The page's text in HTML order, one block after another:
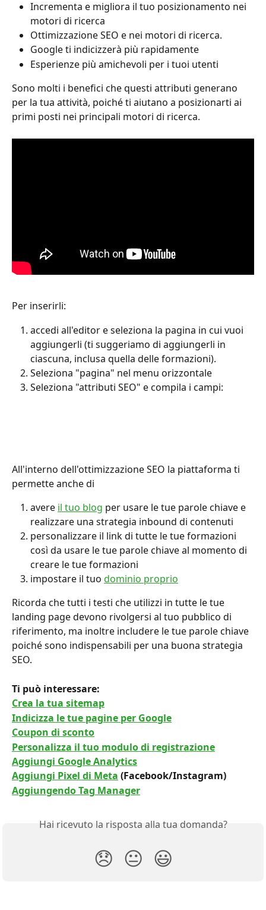
Incrementa e migliora il tuo posizionamento nei
motori di ricerca
Ottimizzazione SEO e nei motori di ricerca.
Google ti indicizzerà più rapidamente
Esperienze più amichevoli per i tuoi utenti
Sono molti i benefici che questi attributi generano
per la tua attività, poiché ti aiutano a posizionarti ai
primi posti nei principali motori di ricerca.
Per inserirli:
accedi all'editor e seleziona la pagina in cui vuoi
aggiungerli (ti suggeriamo di aggiungerli in
ciascuna, inclusa quella delle formazioni).
Seleziona "pagina" nel menu orizzontale
Seleziona "attributi SEO" e compila i campi:
All'interno dell'ottimizzazione SEO la piattaforma ti
permette anche di
avere il tuo blog per usare le tue parole chiave e
realizzare una strategia inbound di contenuti
personalizzare il link di tutte le tue formazioni
così da usare le tue parole chiave al momento di
creare le tue formazioni
impostare il tuo dominio proprio
Ricorda che tutti i testi che utilizzi in tutte le tue
landing page devono rivolgersi al tuo pubblico di
riferimento, ma inoltre includere le tue parole chiave
poiché sono indispensabili per una buona strategia
SEO.
Ti può interessare:
Crea la tua sitemap
Indicizza le tue pagine per Google
Coupon di sconto
Personalizza il tuo modulo di registrazione
Aggiungi Google Analytics
Aggiungi Pixel di Meta (Facebook/Instagram)
Aggiungendo Tag Manager
Hai ricevuto la risposta alla tua domanda?
😞 😐 😃